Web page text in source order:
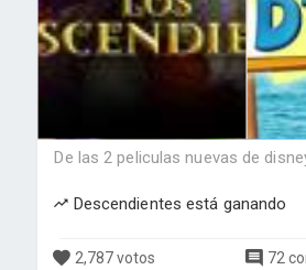
De las 2 peliculas nuevas de
Descendientes está ganando
2,787 votos 72